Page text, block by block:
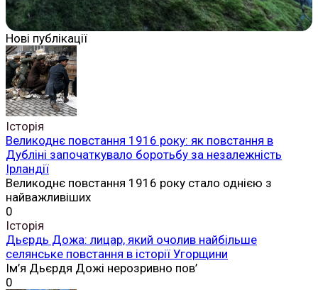
Нові публікації
Історія
Великоднє повстання 1916 року: як повстання в
Дубліні започаткувало боротьбу за незалежність
Ірландії
Великоднє повстання 1916 року стало однією з
найважливіших
0
Історія
Дьєрдь Дожа: лицар, який очолив найбільше
селянське повстання в історії Угорщини
Ім’я Дьєрдя Дожі нерозривно пов’
0